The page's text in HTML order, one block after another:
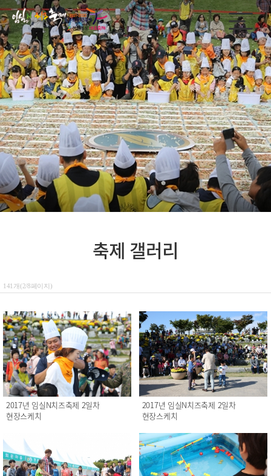
축제 갤러리
141개(2/8페이지)
2017년 임실N치즈축제 2일차
현장스케치
2017년 임실N치즈축제 2일차
현장스케치